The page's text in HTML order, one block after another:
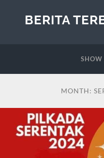
BERITA
SHOW
MONTH: